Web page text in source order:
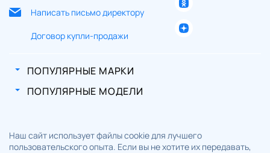
Написать письмо директору
Договор купли-продажи
ПОПУЛЯРНЫЕ МАРКИ
ПОПУЛЯРНЫЕ МОДЕЛИ
Наш сайт использует файлы cookie для лучшего
пользовательского опыта. Если вы не хотите их передавать,